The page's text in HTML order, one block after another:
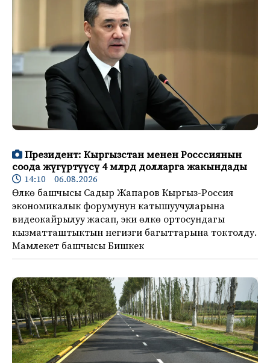
Президент: Кыргызстан менен Росссиянын
соода жүгүртүүсү 4 млрд долларга жакындады
14:10 06.08.2026
Өлкө башчысы Садыр Жапаров Кыргыз-Россия
экономикалык форумунун катышуучуларына
видеокайрылуу жасап, эки өлкө ортосундагы
кызматташтыктын негизги багыттарына токтолду.
Мамлекет башчысы Бишкек